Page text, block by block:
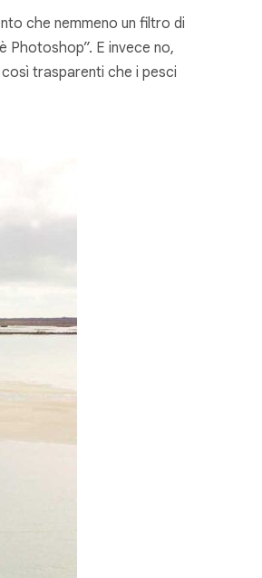
che nemmeno un filtro di
Photoshop”. E invece no,
trasparenti che i pesci